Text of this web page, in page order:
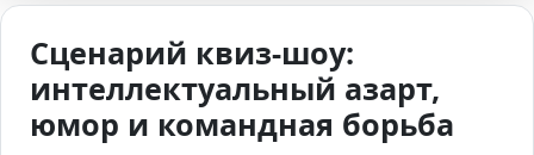
Сценарий квиз-шоу:
интеллектуальный азарт,
юмор и командная борьба